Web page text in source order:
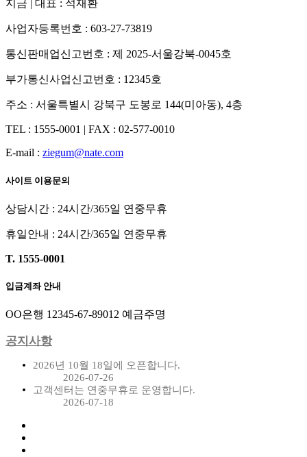
지금 대표 : 석재환
사업자등록번호 : 603-27-73819
통신판매업신고번호 : 제 2025-서울강북-0045호
부가통신사업신고번호 : 12345호
주소 : 서울특별시 강북구 도봉로 144(미아동), 4층
TEL : 1555-0001
FAX : 02-577-0010
E-mail : ziegum@nate.com
사이트 이용문의
상담시간 : 24시간/365일 연중무휴
휴일안내 : 24시간/365일 연중무휴
T. 1555-0001
입금계좌 안내
OO은행 12345-67-89012 예금주명
공지사항
2026년 10월 18일에 오픈합니다.
2026-07-26
고객센터는 연중무휴로 운영합니다.
2026-07-18